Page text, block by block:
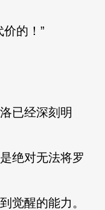
的！”
已经深刻明
绝对无法将罗
觉醒的能力。